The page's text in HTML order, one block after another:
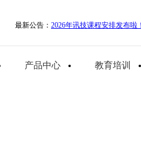
最新公告： 2026年讯技课程安排发布啦
产品中心 教育培训